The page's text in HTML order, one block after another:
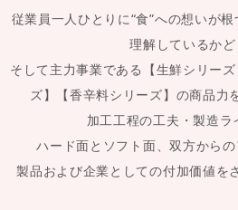
従業員一人ひとりに“食”への想いが
理解しているかど
そして主力事業である【生鮮シリー
ズ】【香辛料シリーズ】の商品力
加工工程の工夫・製造
ハード面とソフト面、双方からの
製品および企業としての付加価値を